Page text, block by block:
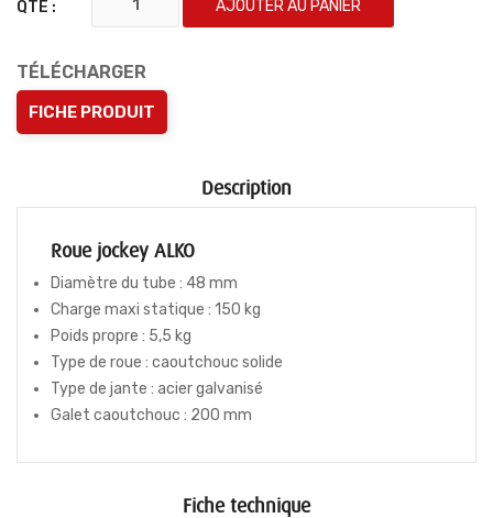
QTÉ : AJOUTER AU PANIER
TÉLÉCHARGER
FICHE PRODUIT
Description
Roue jockey ALKO
Diamètre du tube : 48 mm
Charge maxi statique : 150 kg
Poids propre : 5,5 kg
Type de roue : caoutchouc solide
Type de jante : acier galvanisé
Galet caoutchouc : 200 mm
Fiche technique